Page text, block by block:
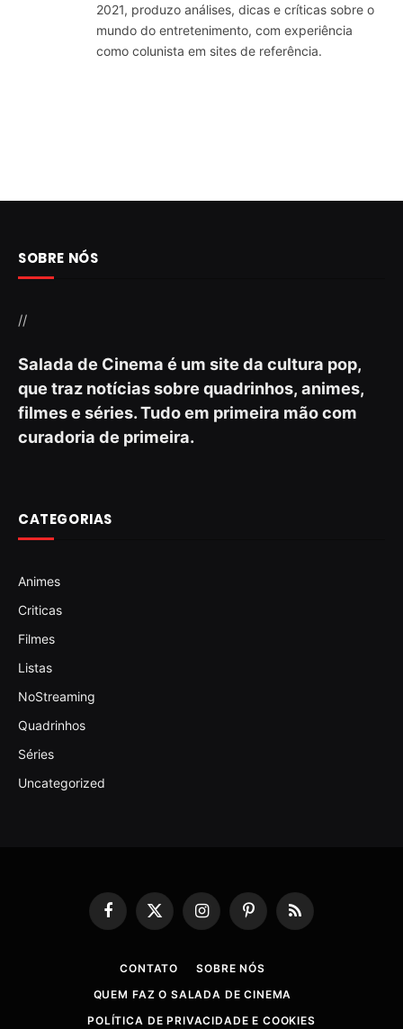
2021, produzo análises, dicas e críticas sobre o
mundo do entretenimento, com experiência
como colunista em sites de referência.
SOBRE NÓS
//
Salada de Cinema é um site da cultura pop,
que traz notícias sobre quadrinhos, animes,
filmes e séries. Tudo em primeira mão com
curadoria de primeira.
CATEGORIAS
Animes
Criticas
Filmes
Listas
NoStreaming
Quadrinhos
Séries
Uncategorized
Facebook
X
(Twitter)
InstagramPinterestRSS
CONTATO
SOBRE NÓS
QUEM FAZ O SALADA DE CINEMA
POLÍTICA DE PRIVACIDADE E COOKIES